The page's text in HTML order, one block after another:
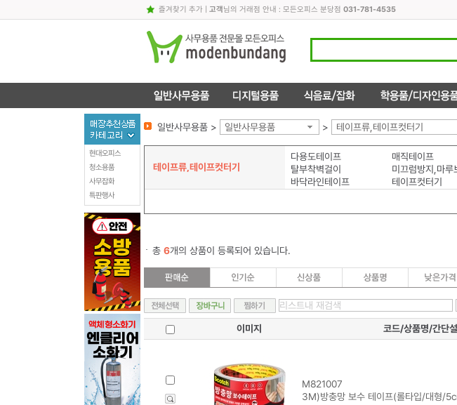
즐겨찾기 추가| 고객님의 거래점 안내 : 모든오피스 분당점 031-781-4535
일반사무용품 > 일반사무용품 > 테이프류,테이프컷터기
테이프류,테이프컷터기
다용도테이프 매직테이프
탈부착벽걸이
바닥라인테이프
테이프컷터기
총 6개의 상품이 등록되어 있습니다.
이미지
코드/상품명/간단
M821007
3M)방충망 보수 테이프(롤타입/대형/
현대오피스
청소용품
사무잡화
특판행사